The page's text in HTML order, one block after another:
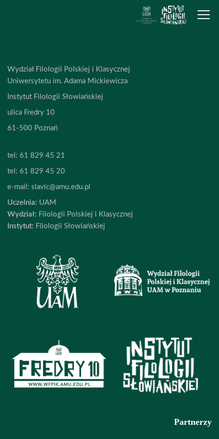
Wydział Filologii Polskiej i Klasycznej
Uniwersytetu im. Adama Mickiewicza
Instytut Filologii Słowiańskiej
ulica Fredry 10
61-500 Poznań
tel: 61 829 45 21
tel: 61 829 45 20
e-mail: slavic@amu.edu.pl
Uczelnia: UAM
Wydział: Filologii Polskiej i Klasycznej
Instytut: Filologii Słowiańskiej
Partnerzy